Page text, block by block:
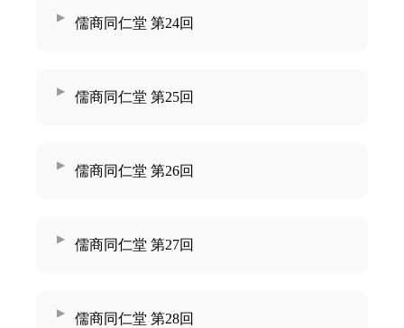
儒商同仁堂 第24回
儒商同仁堂 第25回
儒商同仁堂 第26回
儒商同仁堂 第27回
儒商同仁堂 第28回